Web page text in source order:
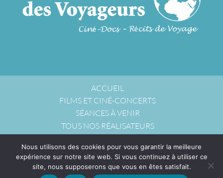
ACCUEIL
FILMS ET CINÉ-CONCERTS
SÉANCES À VENIR
TOUS NOS RÉALISATEURS
NOUS CONTACTER
POLITIQUE DE CONFIDENTIALITÉ
Nous utilisons des cookies pour vous garantir la meilleure
expérience sur notre site web. Si vous continuez à utiliser ce
site, nous supposerons que vous en êtes satisfait.